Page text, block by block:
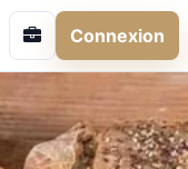
Connexion